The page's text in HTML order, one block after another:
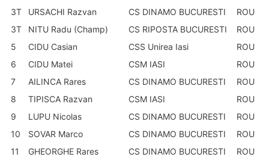
3T
URSACHI Razvan CS DINAMO BUCURESTI
ROU
3T
NITU Radu (Champ) CS RIPOSTA BUCURESTI
ROU
5
CIDU Casian CSS Unirea Iasi
ROU
6
CIDU Matei CSM IASI
ROU
7
AILINCA Rares CS DINAMO BUCURESTI
ROU
8
TIPISCA Razvan CSM IASI
ROU
9
LUPU Nicolas CS DINAMO BUCURESTI
ROU
10
SOVAR Marco CS DINAMO BUCURESTI
ROU
11
GHEORGHE Rares CS DINAMO BUCURESTI
ROU